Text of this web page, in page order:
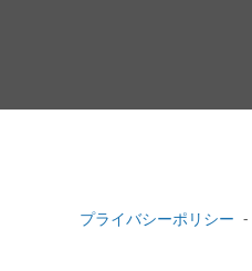
プライバシーポリシー